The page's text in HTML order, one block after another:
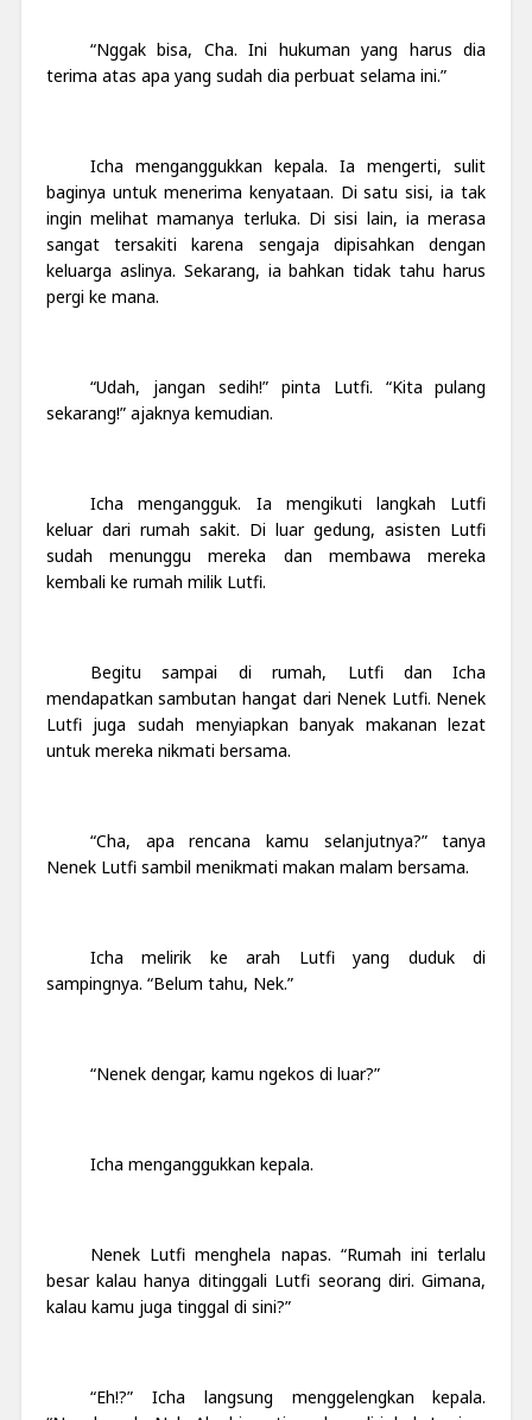
“Nggak bisa, Cha. Ini hukuman yang harus dia
terima atas apa yang sudah dia perbuat selama ini.”
Icha menganggukkan kepala. Ia mengerti, sulit
baginya untuk menerima kenyataan. Di satu sisi, ia tak
ingin melihat mamanya terluka. Di sisi lain, ia merasa
sangat tersakiti karena sengaja dipisahkan dengan
keluarga aslinya. Sekarang, ia bahkan tidak tahu harus
pergi ke mana.
“Udah, jangan sedih!” pinta Lutfi. “Kita pulang
sekarang!” ajaknya kemudian.
Icha mengangguk. Ia mengikuti langkah Lutfi
keluar dari rumah sakit. Di luar gedung, asisten Lutfi
sudah menunggu mereka dan membawa mereka
kembali ke rumah milik Lutfi.
Begitu sampai di rumah, Lutfi dan Icha
mendapatkan sambutan hangat dari Nenek Lutfi. Nenek
Lutfi juga sudah menyiapkan banyak makanan lezat
untuk mereka nikmati bersama.
“Cha, apa rencana kamu selanjutnya?” tanya
Nenek Lutfi sambil menikmati makan malam bersama.
Icha melirik ke arah Lutfi yang duduk di
sampingnya. “Belum tahu, Nek.”
“Nenek dengar, kamu ngekos di luar?”
Icha menganggukkan kepala.
Nenek Lutfi menghela napas. “Rumah ini terlalu
besar kalau hanya ditinggali Lutfi seorang diri. Gimana,
kalau kamu juga tinggal di sini?”
“Eh!?” Icha langsung menggelengkan kepala.